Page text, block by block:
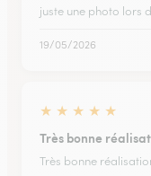
juste une photo lors
19/05/2026
★ ★ ★ ★ ★
Très bonne
Très bonne